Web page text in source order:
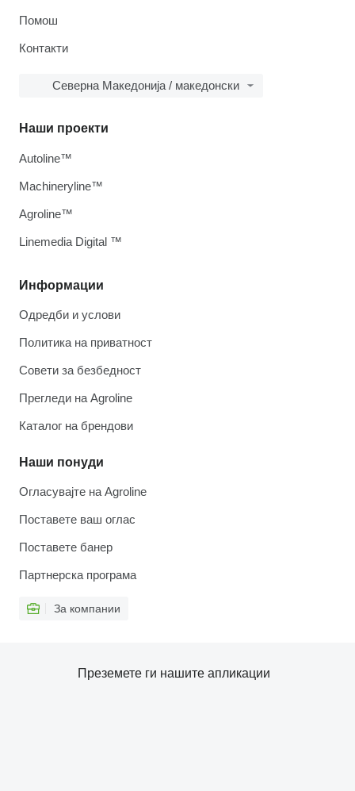
Помош
Контакти
Северна Македонија / македонски
Информации
Одредби и услови
Политика на приватност
Совети за безбедност
Прегледи на Agroline
Каталог на брендови
Наши понуди
Огласувајте на Agroline
Поставете ваш оглас
Поставете банер
Партнерска програма
За компании
Наши проекти
Autoline™
Machineryline™
Agroline™
Linemedia Digital ™
Преземете ги нашите апликации